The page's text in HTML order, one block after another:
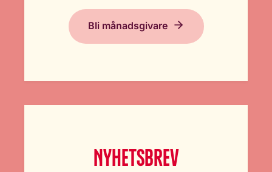
Bli månadsgivare
NYHETSBREV